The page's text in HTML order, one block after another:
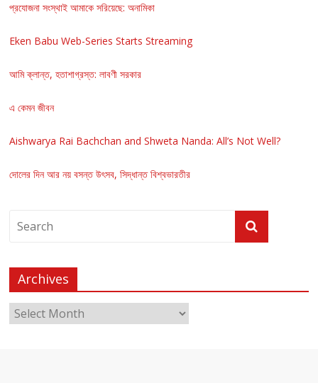
প্রযোজনা সংস্থাই আমাকে সরিয়েছে: অনামিকা
Eken Babu Web-Series Starts Streaming
আমি ক্লান্ত, হতাশাগ্রস্ত: লাবণী সরকার
এ কেমন জীবন
Aishwarya Rai Bachchan and Shweta Nanda: All’s Not Well?
দোলের দিন আর নয় বসন্ত উৎসব, সিদ্ধান্ত বিশ্বভারতীর
Archives